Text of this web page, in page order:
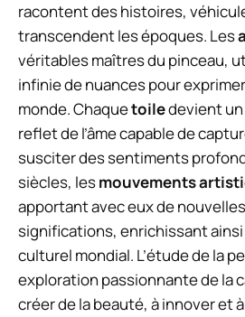
racontent des histoires,
transcendent les époques. Les
véritables maîtres du pinceau,
infinie de nuances pour
monde. Chaquetoiledevient
reflet de l’âme capable de
susciter des sentiments
siècles, lesmouvements
apportant avec eux de
significations, enrichissant
culturel mondial. L’étude de la
exploration passionnante de la
créer de la beauté, à innover et